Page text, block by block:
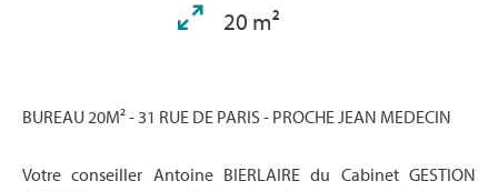
20 m²
BUREAU 20M² - 31 RUE DE PARIS - PROCHE JEAN MEDECIN
Votre conseiller Antoine BIERLAIRE du Cabinet GESTION